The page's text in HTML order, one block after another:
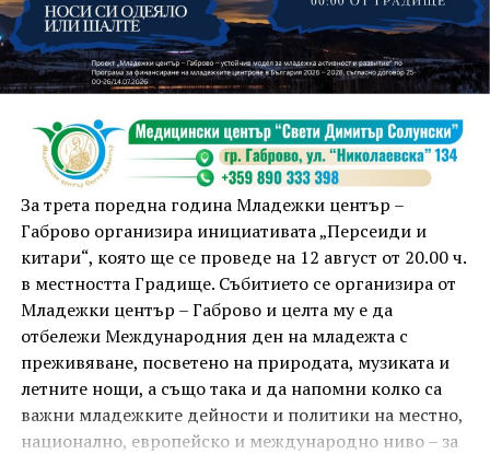
На 13 август организаторите са предвидили
занимания и за здрав дух, и за здраво тяло.
Инструкторката по пилатес и йога Йоанна Петрова
от FitLab ще се погрижи за добрия тонус с групова
тренировка от 19.00 ч., а след това ще има мозъчна
атака с куиз вечер за обща култура. Вечерта ще
приключи с прожекция на новия български
комедиен филм „Брънч за начинаещи“ – в парка,
под звездното дряновско небе.
За трета поредна година Младежки център –
Габрово организира инициативата „Персеиди и
китари“, която ще се проведе на 12 август от 20.00 ч.
в местността Градище. Събитието се организира от
Младежки център – Габрово и целта му е да
отбележи Международния ден на младежта с
преживяване, посветено на природата, музиката и
летните нощи, а също така и да напомни колко са
важни младежките дейности и политики на местно,
национално, европейско и международно ниво – за